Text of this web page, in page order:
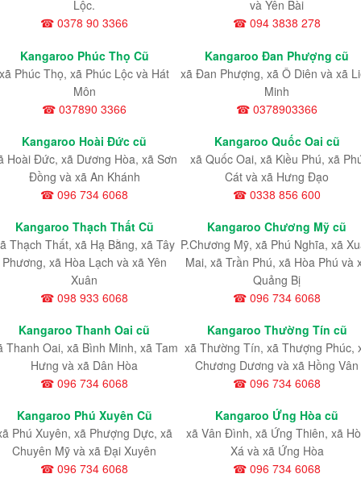
Lộc.
☎ 0378 90 3366
và Yên Bài
☎ 094 3838 278
Kangaroo Phúc Thọ Cũ
xã Phúc Thọ, xã Phúc Lộc và Hát
Môn
☎ 037890 3366
Kangaroo Đan Phượng cũ
xã Đan Phượng, xã Ô Diên và xã
Minh
☎ 0378903366
Kangaroo Hoài Đức cũ
Hoài Đức, xã Dương Hòa, xã Sơn
Đồng và xã An Khánh
☎ 096 734 6068
Kangaroo Quốc Oai cũ
xã Quốc Oai, xã Kiều Phú, xã
Cát và xã Hưng Đạo
☎ 0338 856 600
Kangaroo Thạch Thất Cũ
Thạch Thất, xã Hạ Bằng, xã Tây
Phương, xã Hòa Lạch và xã Yên
Xuân
☎ 098 933 6068
Kangaroo Chương Mỹ cũ
P.Chương Mỹ, xã Phú Nghĩa, xã
Mai, xã Trần Phú, xã Hòa Phú và
Quảng Bị
☎ 096 734 6068
Kangaroo Thanh Oai cũ
Thanh Oai, xã Bình Minh, xã Tam
Hưng và xã Dân Hòa
☎ 096 734 6068
Kangaroo Thường Tín cũ
xã Thường Tín, xã Thượng Phúc,
Chương Dương và xã Hồng Vân
☎ 096 734 6068
Kangaroo Phú Xuyên Cũ
Phú Xuyên, xã Phượng Dực, xã
Chuyên Mỹ và xã Đại Xuyên
☎ 096 734 6068
Kangaroo Ứng Hòa cũ
xã Vân Đình, xã Ứng Thiên, xã
Xá và xã Ứng Hòa
☎ 096 734 6068